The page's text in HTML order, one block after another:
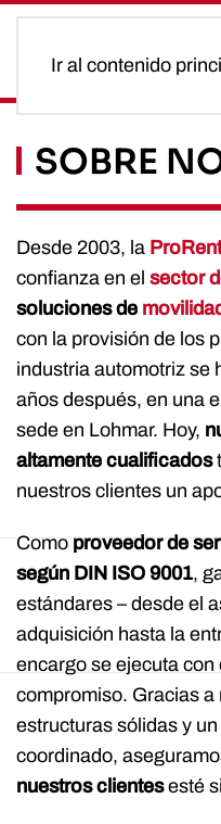
Ir al contenido
SOBRE
Desde 2003, la
confianza en el sector
soluciones de
con la provisión de los
industria automotriz se
años después, en una
sede en Lohmar. Hoy,
altamente cualificados
nuestros clientes un
Comoproveedor de
según DIN ISO 9001,
estándares – desde el
adquisición hasta la
encargo se ejecuta
compromiso. Gracias
estructuras sólidas y
coordinado,
nuestros clientesesté